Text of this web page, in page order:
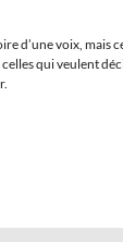
d’une voix, mais
qui veulent